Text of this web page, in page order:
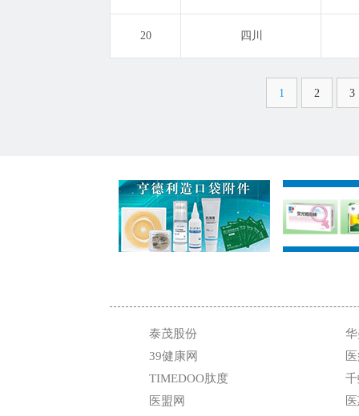
20 四川
1 2 3
泰茂股份
39健康网
TIMEDOO肽度
医盟网